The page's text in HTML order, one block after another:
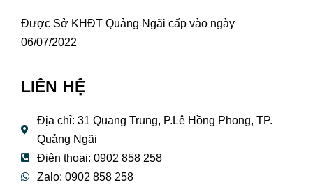
Được Sở KHĐT Quảng Ngãi cấp vào ngày
06/07/2022
LIÊN HỆ
Địa chỉ: 31 Quang Trung, P.Lê Hồng Phong, TP.
Quảng Ngãi
Điện thoại: 0902 858 258
Zalo: 0902 858 258